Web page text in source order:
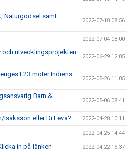
Naturgödsel samt
2022-07-18 08:56
2022-07-04 08:00
och utvecklingsprojekten
2022-06-29 12:05
F23 möter Indiens
2022-05-26 11:05
Barn &
2022-05-06 08:41
Isaksson eller Di Leva? 2022-04-28 10:11
2022-04-25 14:44
in på länken 2022-04-22 15:37